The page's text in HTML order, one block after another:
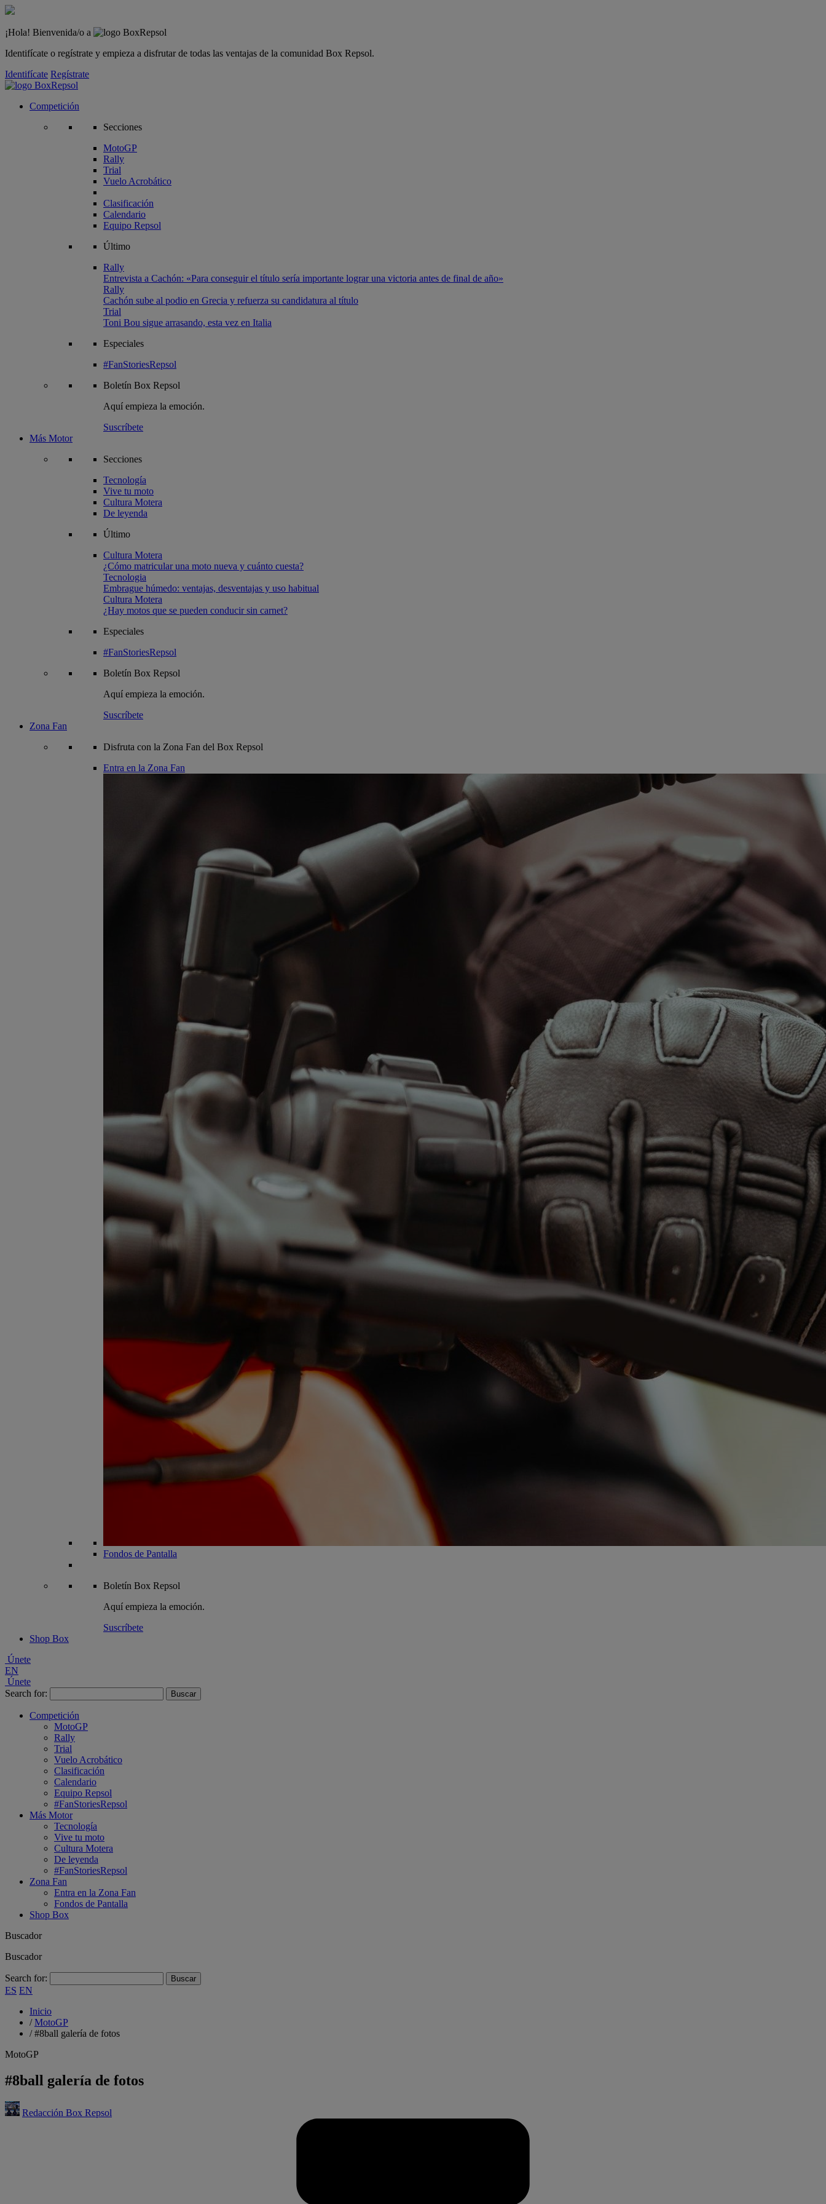
¡Hola! Bienvenida/o a
Identifícate o regístrate y empieza a disfrutar de todas las ventajas de la comunidad Box Repsol.
Identifícate Regístrate
Competición
Secciones
MotoGP
Rally
Trial
Vuelo Acrobático
Clasificación
Calendario
Equipo Repsol
Último
Rally
Entrevista a Cachón: «Para conseguir el título sería importante lograr una victoria antes de final de año»
Rally
Cachón sube al podio en Grecia y refuerza su candidatura al título
Trial
Toni Bou sigue arrasando, esta vez en Italia
Especiales
#FanStoriesRepsol
Boletín Box Repsol
Aquí empieza la emoción.
Suscríbete
Más Motor
Secciones
Tecnología
Vive tu moto
Cultura Motera
De leyenda
Último
Cultura Motera
¿Cómo matricular una moto nueva y cuánto cuesta?
Tecnologia
Embrague húmedo: ventajas, desventajas y uso habitual
Cultura Motera
¿Hay motos que se pueden conducir sin carnet?
Especiales
#FanStoriesRepsol
Boletín Box Repsol
Aquí empieza la emoción.
Suscríbete
Zona Fan
Disfruta con la Zona Fan del Box Repsol
Entra en la Zona Fan
Fondos de Pantalla
Boletín Box Repsol
Aquí empieza la emoción.
Suscríbete
Shop Box
Únete
EN
Únete
Search for:
Competición
MotoGP
Rally
Trial
Vuelo Acrobático
Clasificación
Calendario
Equipo Repsol
#FanStoriesRepsol
Más Motor
Tecnología
Vive tu moto
Cultura Motera
De leyenda
#FanStoriesRepsol
Zona Fan
Entra en la Zona Fan
Fondos de Pantalla
Shop Box
Buscador
Buscador
Search for:
ES EN
Inicio
/MotoGP
/#8ball galería de fotos
MotoGP
#8ball galería de fotos
Redacción Box Repsol